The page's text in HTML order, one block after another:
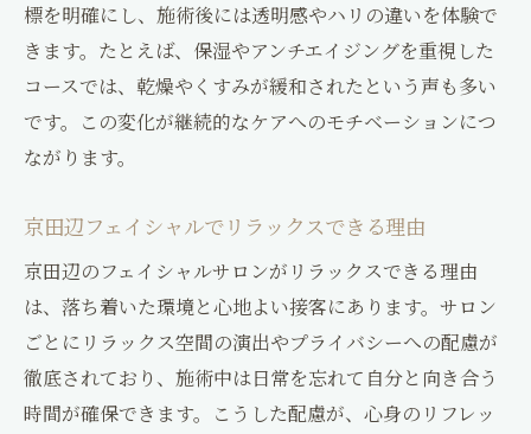
京田辺フェイシャルで無理なく続ける秘訣
京田辺フェイシャルは仕事帰りにも最適
通いやすさが魅力の京田辺フェイシャル案
京田辺フェイシャルで肌悩みを見極める方
京田辺フェイシャルのコース比較と選び方
カウンセリング重視の京田辺フェイシャル
活用術
京田辺フェイシャルで悩みに合う施術を選
標を明確にし、施術後には透明感やハリの違いを体験で
きます。たとえば、保湿やアンチエイジングを重視した
コースでは、乾燥やくすみが緩和されたという声も多い
です。この変化が継続的なケアへのモチベーションにつ
ながります。
京田辺フェイシャルでリラックスできる理由
京田辺のフェイシャルサロンがリラックスできる理由
は、落ち着いた環境と心地よい接客にあります。サロン
ごとにリラックス空間の演出やプライバシーへの配慮が
徹底されており、施術中は日常を忘れて自分と向き合う
時間が確保できます。こうした配慮が、心身のリフレッ